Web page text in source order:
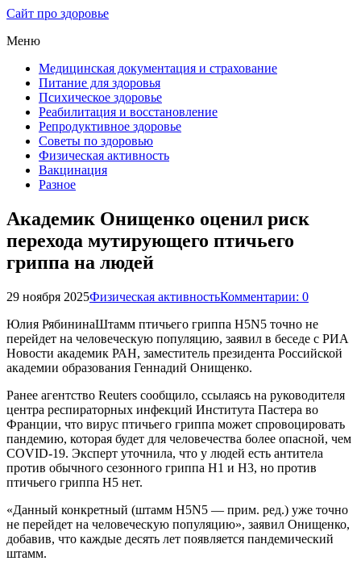
Сайт про здоровье
Меню
Медицинская документация и страхование
Питание для здоровья
Психическое здоровье
Реабилитация и восстановление
Репродуктивное здоровье
Советы по здоровью
Физическая активность
Вакцинация
Разное
Академик Онищенко оценил риск
перехода мутирующего птичьего
гриппа на людей
29 ноября 2025Физическая активностьКомментарии: 0
Юлия РябининаШтамм птичьего гриппа H5N5 точно не
перейдет на человеческую популяцию, заявил в беседе с РИА
Новости академик РАН, заместитель президента Российской
академии образования Геннадий Онищенко.
Ранее агентство Reuters сообщило, ссылаясь на руководителя
центра респираторных инфекций Института Пастера во
Франции, что вирус птичьего гриппа может спровоцировать
пандемию, которая будет для человечества более опасной, чем
COVID-19. Эксперт уточнила, что у людей есть антитела
против обычного сезонного гриппа H1 и H3, но против
птичьего гриппа H5 нет.
«Данный конкретный (штамм H5N5 — прим. ред.) уже точно
не перейдет на человеческую популяцию», заявил Онищенко,
добавив, что каждые десять лет появляется пандемический
штамм.